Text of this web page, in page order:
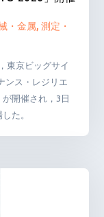
・金属,測定・
東京ビッグサイ
ンス・レジリエ
開催され，3日
た。